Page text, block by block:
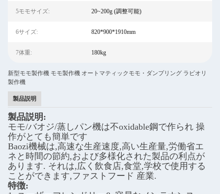
5モモサイズ: 20~200g (調整可能)
6サイズ: 820*900*1910mm
7体重: 180kg
新型モモ製作機 モモ製作機 オートマティックモモ・ダンプリング ラビオリ
製作機
製品説明
製品説明:
モモ/バオジ/蒸しパン機は不oxidable鋼で作られ 操
作がとても簡単です
Baozi機械は,高速な生産速度,高い生産量,労働省エ
ネと時間の節約,および多様化された製品の利点が
あります. それは,広く飲食店,食堂,学校で使用する
ことができます,ファストフード 産業.
特徴: